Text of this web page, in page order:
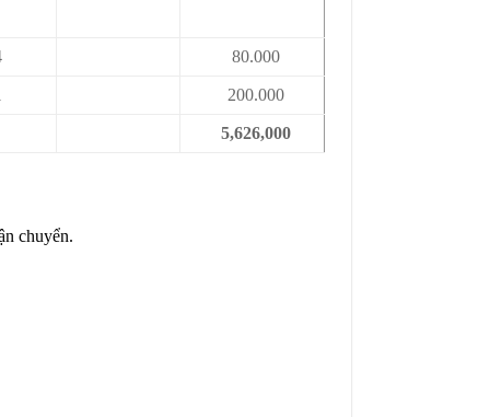
80.000
200.000
5,626,000
chuyển.